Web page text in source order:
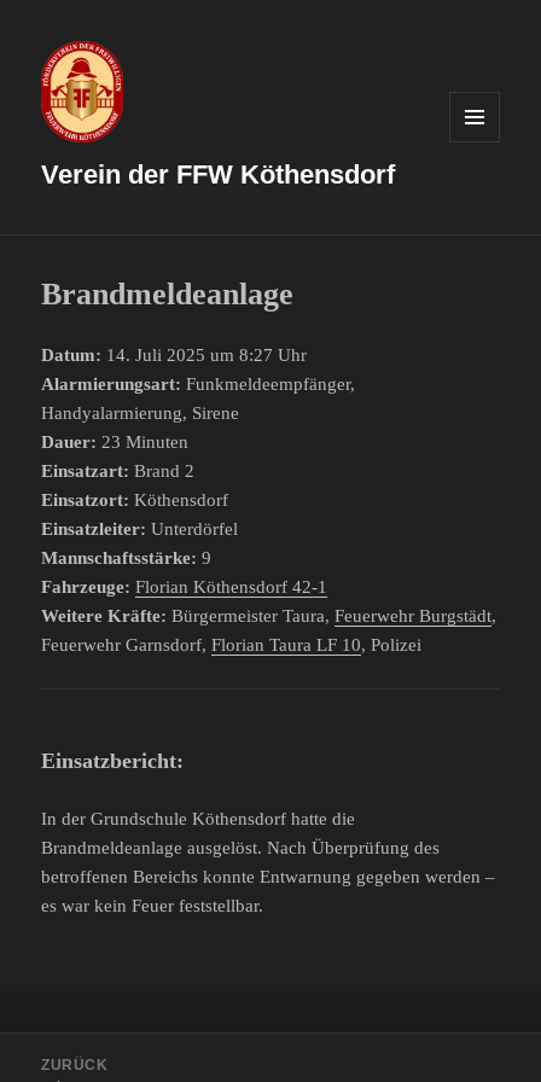
Verein der FFW Köthensdorf
Brandmeldeanlage
Datum: 14. Juli 2025 um 8:27 Uhr
Alarmierungsart: Funkmeldeempfänger,
Handyalarmierung, Sirene
Dauer: 23 Minuten
Einsatzart: Brand 2
Einsatzort: Köthensdorf
Einsatzleiter: Unterdörfel
Mannschaftsstärke: 9
Fahrzeuge: Florian Köthensdorf 42-1
Weitere Kräfte: Bürgermeister Taura,Feuerwehr Burgstädt,
Feuerwehr Garnsdorf,Florian Taura LF 10, Polizei
Einsatzbericht:
In der Grundschule Köthensdorf hatte die
Brandmeldeanlage ausgelöst. Nach Überprüfung des
betroffenen Bereichs konnte Entwarnung gegeben werden –
es war kein Feuer feststellbar.
ZURÜCK